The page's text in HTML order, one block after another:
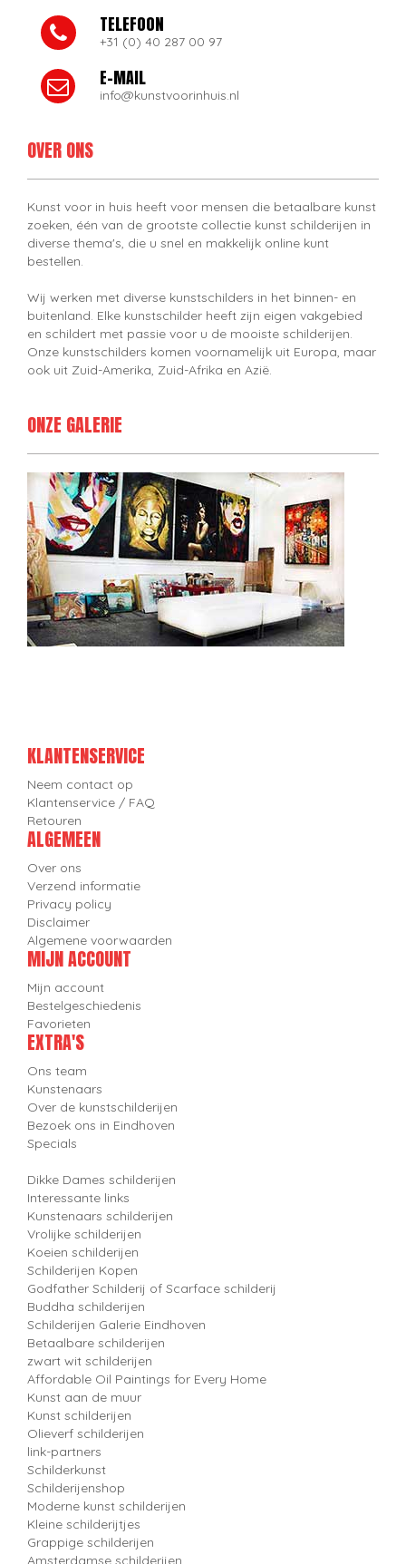
TELEFOON
+31 (0) 40 287 00 97
E-MAIL
info@kunstvoorinhuis.nl
OVER ONS
Kunst voor in huis heeft voor mensen die betaalbare kunst
zoeken, één van de grootste collectie kunst schilderijen in
diverse thema's, die u snel en makkelijk online kunt
bestellen.
Wij werken met diverse kunstschilders in het binnen- en
buitenland. Elke kunstschilder heeft zijn eigen vakgebied
en schildert met passie voor u de mooiste schilderijen.
Onze kunstschilders komen voornamelijk uit Europa, maar
ook uit Zuid-Amerika, Zuid-Afrika en Azië.
ONZE GALERIE
KLANTENSERVICE
Neem contact op
Klantenservice / FAQ
Retouren
ALGEMEEN
Over ons
Verzend informatie
Privacy policy
Disclaimer
Algemene voorwaarden
MIJN ACCOUNT
Mijn account
Bestelgeschiedenis
Favorieten
EXTRA'S
Ons team
Kunstenaars
Over de kunstschilderijen
Bezoek ons in Eindhoven
Specials
Dikke Dames schilderijen
Interessante links
Kunstenaars schilderijen
Vrolijke schilderijen
Koeien schilderijen
Schilderijen Kopen
Godfather Schilderij of Scarface schilderij
Buddha schilderijen
Schilderijen Galerie Eindhoven
Betaalbare schilderijen
zwart wit schilderijen
Affordable Oil Paintings for Every Home
Kunst aan de muur
Kunst schilderijen
Olieverf schilderijen
link-partners
Schilderkunst
Schilderijenshop
Moderne kunst schilderijen
Kleine schilderijtjes
Grappige schilderijen
Amsterdamse schilderijen